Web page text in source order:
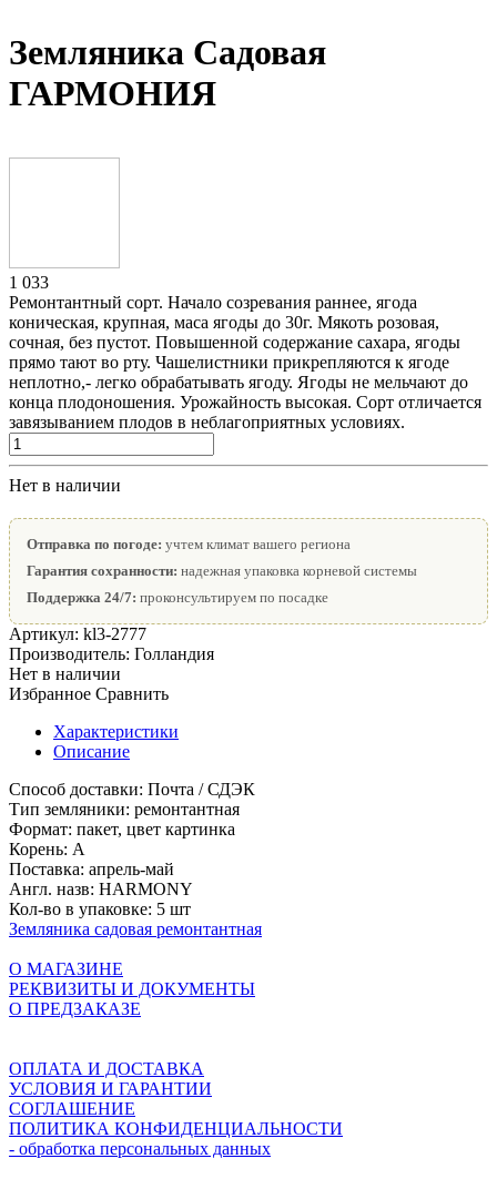
Земляника Садовая
ГАРМОНИЯ
1 033
Ремонтантный сорт. Начало созревания раннее, ягода
коническая, крупная, маса ягоды до 30г. Мякоть розовая,
сочная, без пустот. Повышенной содержание сахара, ягоды
прямо тают во рту. Чашелистники прикрепляются к ягоде
неплотно,- легко обрабатывать ягоду. Ягоды не мельчают до
конца плодоношения. Урожайность высокая. Сорт отличается
завязыванием плодов в неблагоприятных условиях.
Нет в наличии
Отправка по погоде: учтем климат вашего региона
Гарантия сохранности: надежная упаковка корневой системы
Поддержка 24/7: проконсультируем по посадке
Артикул: kl3-2777
Производитель: Голландия
Нет в наличии
Избранное Сравнить
Характеристики
Описание
Способ доставки: Почта / СДЭК
Тип земляники: ремонтантная
Формат: пакет, цвет картинка
Корень: A
Поставка: апрель-май
Англ. назв: HARMONY
Кол-во в упаковке: 5 шт
Земляника садовая ремонтантная
О МАГАЗИНЕ
РЕКВИЗИТЫ И ДОКУМЕНТЫ
О ПРЕДЗАКАЗЕ
ОПЛАТА И ДОСТАВКА
УСЛОВИЯ И ГАРАНТИИ
СОГЛАШЕНИЕ
ПОЛИТИКА КОНФИДЕНЦИАЛЬНОСТИ
- обработка персональных данных